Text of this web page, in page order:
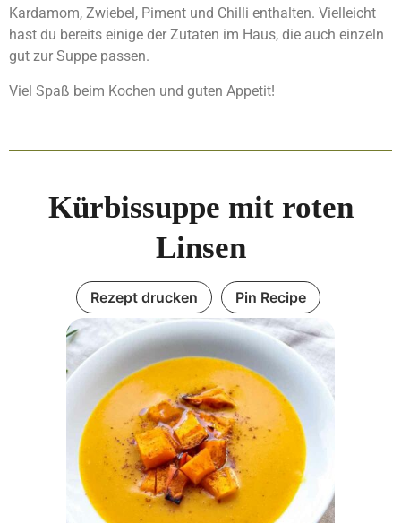
Kardamom, Zwiebel, Piment und Chilli enthalten. Vielleicht
hast du bereits einige der Zutaten im Haus, die auch einzeln
gut zur Suppe passen.
Viel Spaß beim Kochen und guten Appetit!
Kürbissuppe mit roten
Linsen
Rezept drucken Pin Recipe